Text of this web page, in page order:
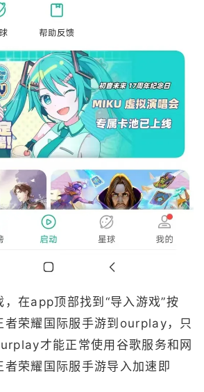
，在app顶部找到“导入游戏”按
者荣耀国际服手游到ourplay，只
才能正常使用谷歌服务和网
者荣耀国际服手游导入加速即